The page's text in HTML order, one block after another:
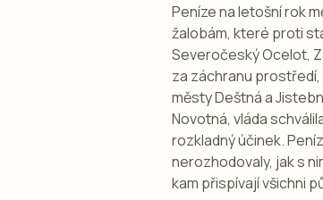
Peníze na letošní rok
žalobám, které proti
Severočeský Ocelot,
za záchranu prostředí,
městy Deštná a
Novotná, vláda
rozkladný účinek.
nerozhodovaly, jak s
kam přispívají všichni